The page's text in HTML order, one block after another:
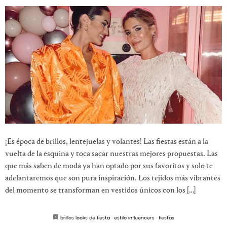
¡Es época de brillos, lentejuelas y volantes! Las fiestas están a la
vuelta de la esquina y toca sacar nuestras mejores propuestas. Las
que más saben de moda ya han optado por sus favoritos y solo te
adelantaremos que son pura inspiración. Los tejidos más vibrantes
del momento se transforman en vestidos únicos con los […]
brillos looks de fiesta · estilo influencers · fiestas